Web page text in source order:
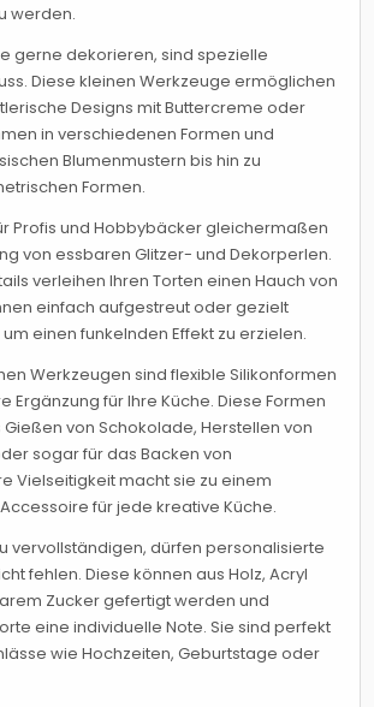
werden.
gerne dekorieren, sind spezielle
Diese kleinen Werkzeuge ermöglichen
Designs mit Buttercreme oder
in verschiedenen Formen und
Blumenmustern bis hin zu
Formen.
Profis und Hobbybäcker gleichermaßen
von essbaren Glitzer- und Dekorperlen.
verleihen Ihren Torten einen Hauch von
einfach aufgestreut oder gezielt
einen funkelnden Effekt zu erzielen.
Werkzeugen sind flexible Silikonformen
Ergänzung für Ihre Küche. Diese Formen
von Schokolade, Herstellen von
sogar für das Backen von
Vielseitigkeit macht sie zu einem
für jede kreative Küche.
vervollständigen, dürfen personalisierte
fehlen. Diese können aus Holz, Acryl
Zucker gefertigt werden und
eine individuelle Note. Sie sind perfekt
wie Hochzeiten, Geburtstage oder